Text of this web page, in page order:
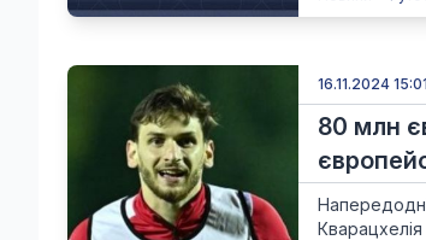
16.11.2024 15:01
80 млн